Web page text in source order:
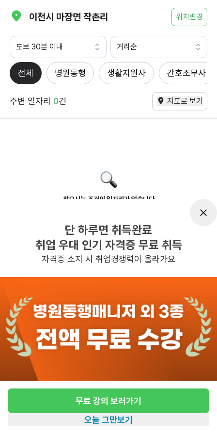
이천시 마장면 작촌리 위치변경
도보 30분 이내 거리순
전체 병원동행 생활지원사 간호조무사
주변 일자리 0건 지도로 보기
찾으시는 조건의 일자리가 없습니다
반경 3KM 이내의 일자리 확인하기
단 하루면 취득완료
취업 우대 인기 자격증 무료 취득
자격증 소지 시 취업경쟁력이 올라가요
무료 강의 보러가기
오늘 그만보기